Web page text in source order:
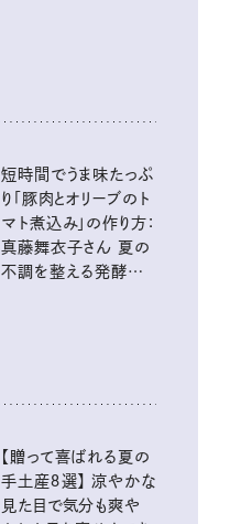
短時間でうま味たっぷ
り「豚肉とオリーブのト
マト煮込み」の作り方：
真藤舞衣子さん 夏の
不調を整える発酵レ
【贈って喜ばれる夏の
手土産８選】 涼やかな
見た目で気分も爽や